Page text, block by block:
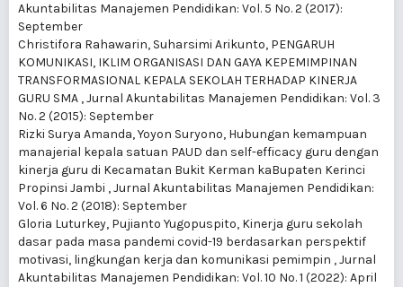
Akuntabilitas Manajemen Pendidikan: Vol. 5 No. 2 (2017):
September
Christifora Rahawarin, Suharsimi Arikunto, PENGARUH
KOMUNIKASI, IKLIM ORGANISASI DAN GAYA KEPEMIMPINAN
TRANSFORMASIONAL KEPALA SEKOLAH TERHADAP KINERJA
GURU SMA ,Jurnal Akuntabilitas Manajemen Pendidikan: Vol. 3
No. 2 (2015): September
Rizki Surya Amanda, Yoyon Suryono, Hubungan kemampuan
manajerial kepala satuan PAUD dan self-efficacy guru dengan
kinerja guru di Kecamatan Bukit Kerman kaBupaten Kerinci
Propinsi Jambi ,Jurnal Akuntabilitas Manajemen Pendidikan:
Vol. 6 No. 2 (2018): September
Gloria Luturkey, Pujianto Yugopuspito, Kinerja guru sekolah
dasar pada masa pandemi covid-19 berdasarkan perspektif
motivasi, lingkungan kerja dan komunikasi pemimpin ,Jurnal
Akuntabilitas Manajemen Pendidikan: Vol. 10 No. 1 (2022): April